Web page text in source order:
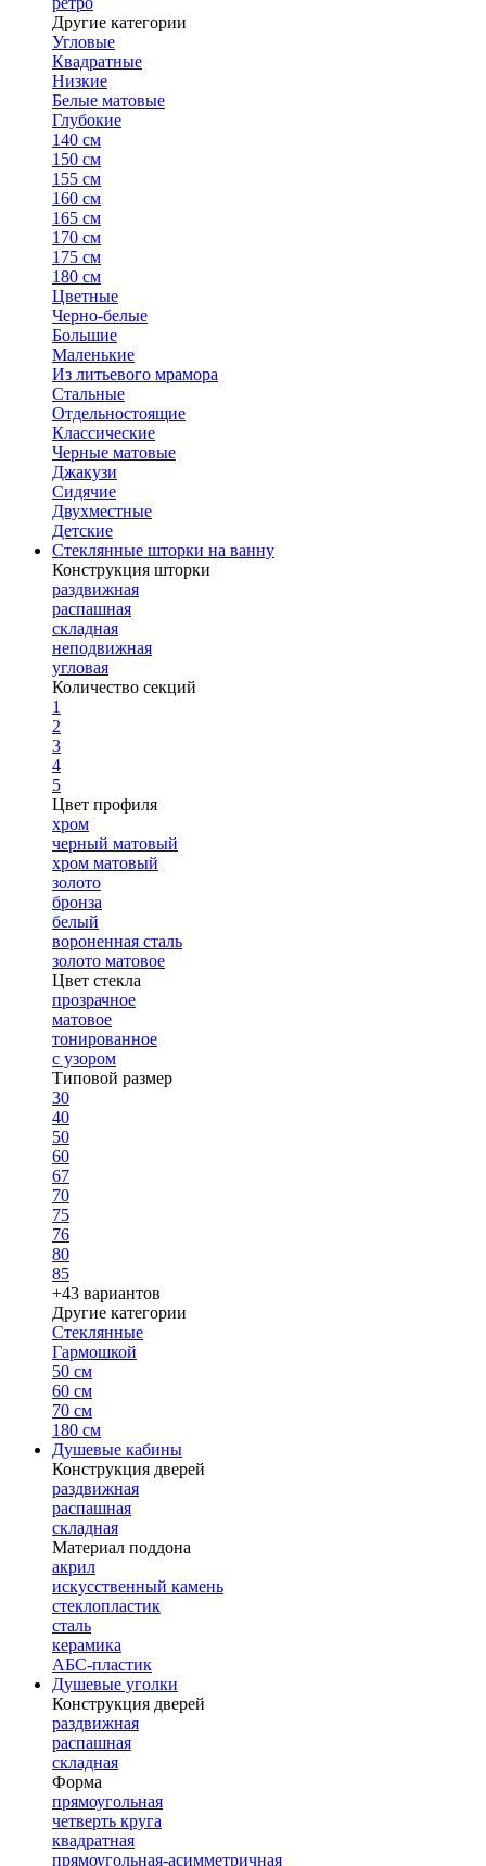
Другие категории
Угловые
Квадратные
Низкие
Белые матовые
Глубокие
140 см
150 см
155 см
160 см
165 см
170 см
175 см
180 см
Цветные
Черно-белые
Большие
Маленькие
Из литьевого мрамора
Стальные
Отдельностоящие
Классические
Черные матовые
Джакузи
Сидячие
Двухместные
Детские
Стеклянные шторки на ванну
Конструкция шторки
раздвижная
распашная
складная
неподвижная
угловая
Количество секций
1
2
3
4
5
Цвет профиля
хром
черный матовый
хром матовый
золото
бронза
белый
вороненная сталь
золото матовое
Цвет стекла
прозрачное
матовое
тонированное
с узором
Типовой размер
30
40
50
60
67
70
75
76
80
85
+43 вариантов
Другие категории
Стеклянные
Гармошкой
50 см
60 см
70 см
180 см
Душевые кабины
Конструкция дверей
раздвижная
распашная
складная
Материал поддона
акрил
искусственный камень
стеклопластик
сталь
керамика
АБС-пластик
Душевые уголки
Конструкция дверей
раздвижная
распашная
складная
Форма
прямоугольная
четверть круга
квадратная
прямоугольная-асимметричная